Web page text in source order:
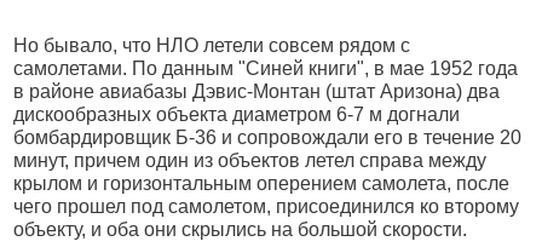
Но бывало, что НЛО летели совсем рядом с
самолетами. По данным "Синей книги", в мае 1952 года
в районе авиабазы Дэвис-Монтан (штат Аризона) два
дискообразных объекта диаметром 6-7 м догнали
бомбардировщик Б-36 и сопровождали его в течение 20
минут, причем один из объектов летел справа между
крылом и горизонтальным оперением самолета, после
чего прошел под самолетом, присоединился ко второму
объекту, и оба они скрылись на большой скорости.